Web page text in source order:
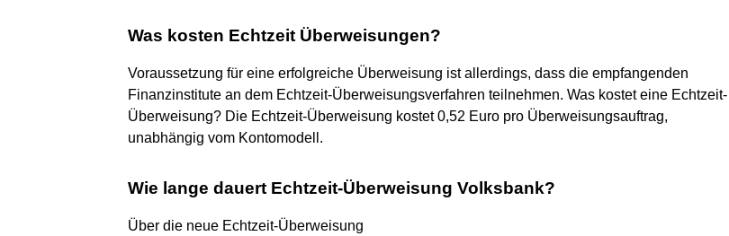
Was kosten Echtzeit Überweisungen?
Voraussetzung für eine erfolgreiche Überweisung ist allerdings, dass die empfangenden
Finanzinstitute an dem Echtzeit-Überweisungsverfahren teilnehmen. Was kostet eine Echtzeit-
Überweisung? Die Echtzeit-Überweisung kostet 0,52 Euro pro Überweisungsauftrag,
unabhängig vom Kontomodell.
Wie lange dauert Echtzeit-Überweisung Volksbank?
Über die neue Echtzeit-Überweisung